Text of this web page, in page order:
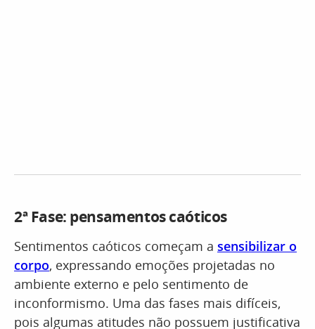
2ª Fase: pensamentos caóticos
Sentimentos caóticos começam a sensibilizar o
corpo, expressando emoções projetadas no
ambiente externo e pelo sentimento de
inconformismo. Uma das fases mais difíceis,
pois algumas atitudes não possuem justificativa